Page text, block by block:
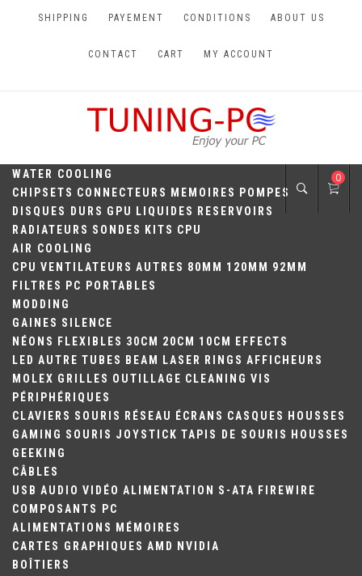
SHIPPING PAYEMENT CONDITIONS ABOUT US
CONTACT CART MY ACCOUNT
TUNING-PC
WATER COOLING
CHIPSETS CONNECTEURS MEMOIRES
POMPES
DISQUES DURS GPU LIQUIDES
RESERVOIRS
RADIATEURS SONDES KITS CPU
AIR COOLING
CPU VENTILATEURS AUTRES 80MM 120MM
92MM
FILTRES
PC PORTABLES
MODDING
GAINES SILENCE
NÉONS
FLEXIBLES 30CM 20CM 10CM
EFFECTS
LED AUTRE TUBES BEAM LASER RINGS AFFICHEURS
MOLEX GRILLES OUTILLAGE CLEANING VIS
PÉRIPHÉRIQUES
CLAVIERS SOURIS RÉSEAU ÉCRANS CASQUES
HOUSSES
GAMING SOURIS JOYSTICK TAPIS DE SOURIS
HOUSSES
GEEKING
CÂBLES
USB AUDIO VIDÉO ALIMENTATION S-ATA FIREWIRE
COMPOSANTS PC
ALIMENTATIONS
MÉMOIRES
CARTES GRAPHIQUES AMD
NVIDIA
BOÎTIERS
0